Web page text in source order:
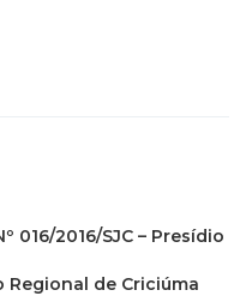
016/2016/SJC – Presídio
Regional de Criciúma